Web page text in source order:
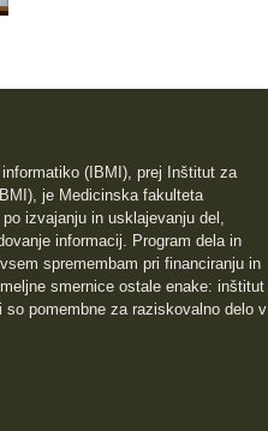
(IBMI), prej Inštitut za
je Medicinska fakulteta
izvajanju in usklajevanju del,
informacij. Program dela in
spremembam pri financiranju in
smernice ostale enake: inštitut
pomembne za raziskovalno delo v